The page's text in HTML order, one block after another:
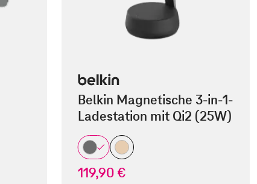
Belkin Magnetische 3-in-1-
Ladestation mit Qi2 (25W)
119,90 €